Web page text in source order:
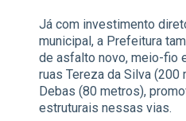
Já com investimento
municipal, a Prefeitura
de asfalto novo, meio-fio
ruas Tereza da Silva
Debas (80 metros),
estruturais nessas vias.